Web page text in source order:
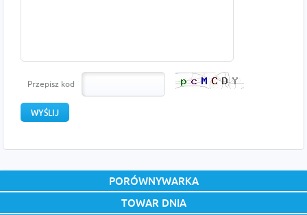
Przepisz kod
PORÓWNYWARKA
TOWAR DNIA